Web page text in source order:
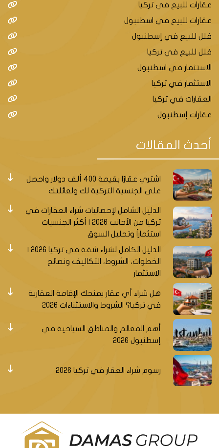
عقارات للبيع في تركيا
عقارات للبيع في اسطنبول
فلل للبيع في إسطنبول
فلل للبيع في تركيا
الاستثمار في اسطنبول
الاستثمار في تركيا
العقارات في تركيا
عقارات إسطنبول
أحدث المقالات
اشتري عقارًا بقيمة 400 ألف دولار واحصل
على الجنسية التركية لك ولعائلتك
الدليل الشامل لإحصائيات شراء العقارات في
تركيا من الأجانب 2026 | أكثر الجنسيات
استثماراً وتحليل السوق
الخطوات، الشروط، التكاليف ونصائح
الاستثمار
هل شراء أي عقار يمنحك الإقامة العقارية
في تركيا؟ الشروط والاستثناءات 2026
أهم المعالم والمناطق السياحية في
إسطنبول 2026
رسوم شراء العقار في تركيا 2026